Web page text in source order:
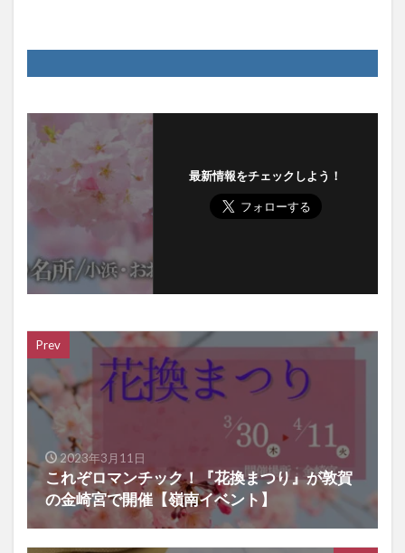
最新情報をチェックしよう！
Prev
2023年3月11日
これぞロマンチック！『花換まつり』が敦賀
の金崎宮で開催【嶺南イベント】